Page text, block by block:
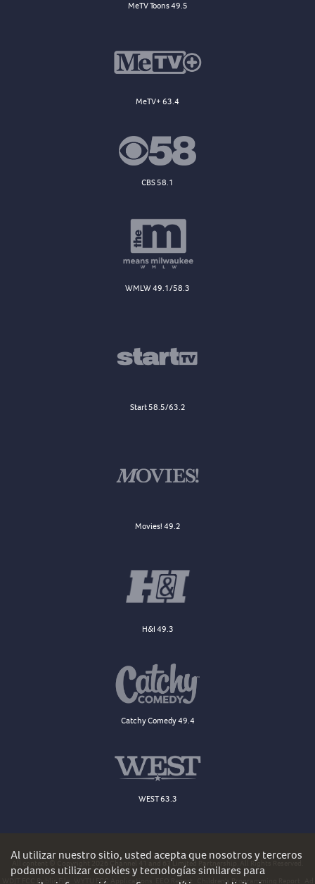
MeTV Toons 49.5
MeTV+ 63.4
CBS 58.1
WMLW 49.1/58.3
Start 58.5/63.2
Movies! 49.2
H&I 49.3
Catchy Comedy 49.4
WEST 63.3
All content © Copyright 2026 Channel 41 and 63 Limited Partnership. All Rights Reserved.
WDJT FCC Public File
WYTU FCC Applications EEO Report Children's Programming Report
Al utilizar nuestro sitio, usted acepta que nosotros y terceros
podamos utilizar cookies y tecnologías similares para